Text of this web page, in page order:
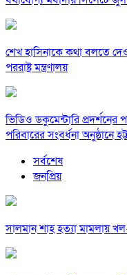
শেখ হাসিনাকে কথা বলতে
পররাষ্ট্র মন্ত্রণালয়
ভিডিও ডকুমেন্টারি প্রদর্শনের
পরিবারের সংবর্ধনা অনুষ্ঠানে
সর্বশেষ
জনপ্রিয়
সালমান শাহ হত্যা মামলায়